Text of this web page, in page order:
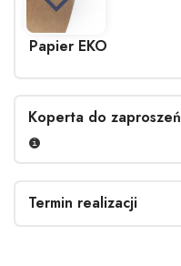
Papier EKO
Koperta do zaproszeń
Termin realizacji